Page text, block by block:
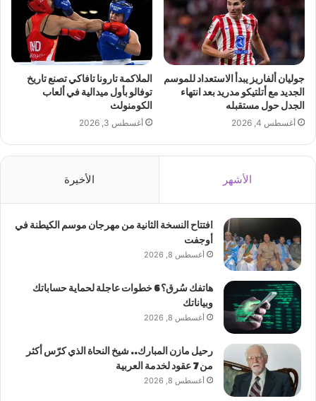
جوليان ألفاريز يبدأ الاستعداد للموسم
الجديد مع أتلتيكو مدريد بعد انتهاء
الجدل حول مستقبله
أغسطس 4, 2026
الملاكمة تارونا تافاكي تصنع تاريخ
توفالو بأول ميدالية في ألعاب
الكومنولث
أغسطس 3, 2026
الأشهر الأخيرة
افتتاح النسخة الثانية من مهرجان موسم الكيطنة في
أوجفت
أغسطس 8, 2026
هاتفك سُرق؟ 6 خطوات عاجلة لحماية حساباتك
وبياناتك
أغسطس 8, 2026
رحيل مازن المبارك.. شيخ النحاة الذي كرّس أكثر
من 7 عقود لخدمة العربية
أغسطس 8, 2026